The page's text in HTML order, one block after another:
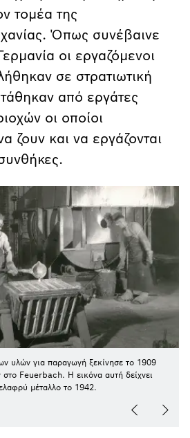
τομέα της
Όπως συνέβαινε
οι εργαζόμενοι
σε στρατιωτική
από εργάτες
οι οποίοι
ζουν και να εργάζονται
υλών για παραγωγή ξεκίνησε το 1909
στο Feuerbach. Η εικόνα αυτή δείχνει
μέταλλο το 1942.